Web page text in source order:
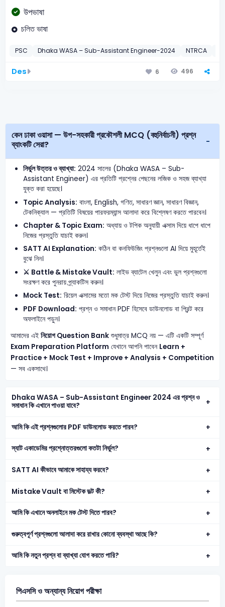
উপভাষা
চলিত ভাষা
PSC Dhaka WASA – Sub-Assistant Engineer-2024 NTRCA
Des 6 496
কেন ঢাকা ওয়াসা — উপ-সহকারী প্রকৌশলী MCQ (বহুনির্বাচনী) প্রশ্ন
ব্যাংকটি সেরা?
নির্ভুল উত্তর ও ব্যাখ্যা: 2024 সালের (Dhaka WASA – Sub-
Assistant Engineer) এর প্রতিটি প্রশ্নের পেছনের লজিক ও সহজ ব্যাখ্যা
যুক্ত করা হয়েছে।
Topic Analysis: বাংলা, English, গণিত, সাধারণ জ্ঞান, সাধারণ বিজ্ঞান,
টেকনিক্যাল — প্রতিটি বিষয়ের পারফরম্যান্স আলাদা করে বিশ্লেষণ করতে পারবেন।
Chapter & Topic Exam: অধ্যায় ও টপিক অনুযায়ী এক্সাম দিয়ে ধাপে ধাপে
নিজের প্রস্তুতি যাচাই করুন।
SATT AI Explanation: কঠিন বা কনফিউজিং প্রশ্নগুলো AI দিয়ে মুহূর্তেই
বুঝে নিন।
⚔️ Battle & Mistake Vault: লাইভ ব্যাটেল খেলুন এবং ভুল প্রশ্নগুলো
সংরক্ষণ করে পুনরায় প্র্যাকটিস করুন।
Mock Test: রিয়েল এক্সামের মতো মক টেস্ট দিয়ে নিজের প্রস্তুতি যাচাই করুন।
PDF Download: প্রশ্ন ও সমাধান PDF হিসেবে ডাউনলোড বা প্রিন্ট করে
অফলাইনে পড়ুন।
আমাদের এই নিয়োগ Question Bankশুধুমাত্র MCQ নয় — এটি একটি সম্পূর্ণ
Exam Preparation Platform যেখানে আপনি পাবেন Learn +
Practice + Mock Test + Improve + Analysis + Competition
— সব একসাথে।
Dhaka WASA – Sub-Assistant Engineer 2024 এর প্রশ্ন ও
সমাধান কি এখানে পাওয়া যাবে?
আমি কি এই প্রশ্নগুলোর PDF ডাউনলোড করতে পারব?
স্যাট একাডেমির প্রশ্নোত্তরগুলো কতটা নির্ভুল?
SATT AI কীভাবে আমাকে সাহায্য করবে?
Mistake Vault বা মিস্টেক ভল্ট কী?
আমি কি এখানে অনলাইনে মক টেস্ট দিতে পারব?
গুরুত্বপূর্ণ প্রশ্নগুলো আলাদা করে রাখার কোনো ব্যবস্থা আছে কি?
আমি কি নতুন প্রশ্ন বা ব্যাখ্যা যোগ করতে পারি?
পিএসসি ও অন্যান্য নিয়োগ পরীক্ষা